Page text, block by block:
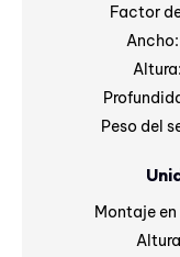
Factor
Peso del
Montaje